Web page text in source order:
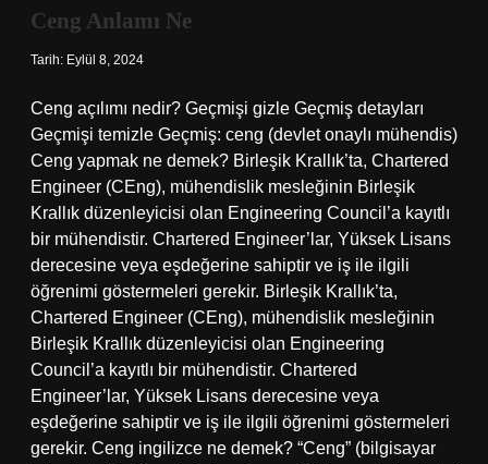
Ceng Anlamı Ne
Tarih: Eylül 8, 2024
Ceng açılımı nedir? Geçmişi gizle Geçmiş detayları
Geçmişi temizle Geçmiş: ceng (devlet onaylı mühendis)
Ceng yapmak ne demek? Birleşik Krallık’ta, Chartered
Engineer (CEng), mühendislik mesleğinin Birleşik
Krallık düzenleyicisi olan Engineering Council’a kayıtlı
bir mühendistir. Chartered Engineer’lar, Yüksek Lisans
derecesine veya eşdeğerine sahiptir ve iş ile ilgili
öğrenimi göstermeleri gerekir. Birleşik Krallık’ta,
Chartered Engineer (CEng), mühendislik mesleğinin
Birleşik Krallık düzenleyicisi olan Engineering
Council’a kayıtlı bir mühendistir. Chartered
Engineer’lar, Yüksek Lisans derecesine veya
eşdeğerine sahiptir ve iş ile ilgili öğrenimi göstermeleri
gerekir. Ceng ingilizce ne demek? “Ceng” (bilgisayar